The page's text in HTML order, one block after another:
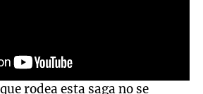
rodea esta saga no se